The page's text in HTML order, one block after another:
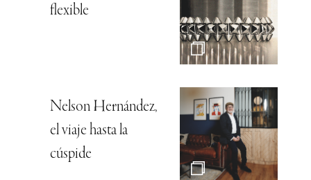
flexible
Nelson Hernández,
el viaje hasta la
cúspide